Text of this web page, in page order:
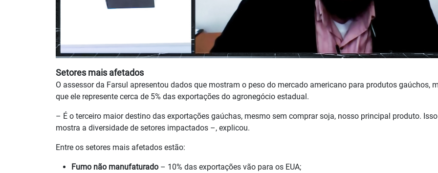
Setores mais afetados
O assessor da Farsul apresentou dados que mostram o peso do mercado americano para produtos gaúchos,
que ele represente cerca de 5% das exportações do agronegócio estadual.
– É o terceiro maior destino das exportações gaúchas, mesmo sem comprar soja, nosso principal produto. Isso
mostra a diversidade de setores impactados –, explicou.
Entre os setores mais afetados estão:
Fumo não manufaturado – 10% das exportações vão para os EUA;